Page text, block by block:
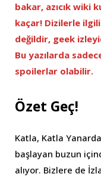
bakar, azıcık wiki
kaçar! Dizilerle
değildir, geek
Bu yazılarda
spoilerlar olabilir.
Özet Geç!
Katla, Katla
başlayan buzun
alıyor. Bizlere de